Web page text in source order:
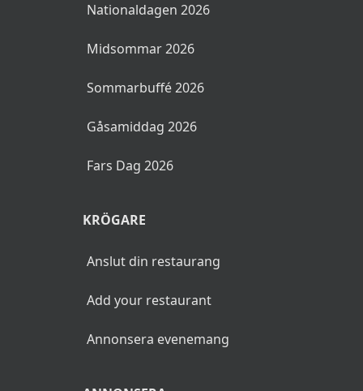
Nationaldagen 2026
Midsommar 2026
Sommarbuffé 2026
Gåsamiddag 2026
Fars Dag 2026
KRÖGARE
Anslut din restaurang
Add your restaurant
Annonsera evenemang